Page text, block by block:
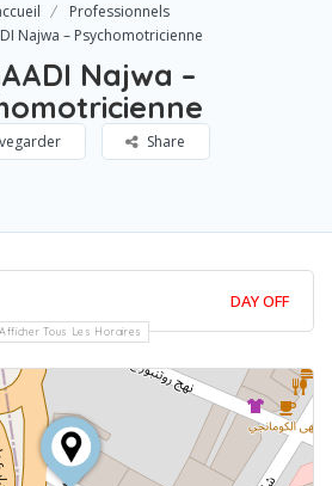
Professionnels
Najwa – Psychomotricienne
Najwa –
Share
DAY OFF
Afficher Tous Les Horaires